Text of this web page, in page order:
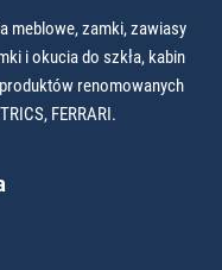
meblowe, zamki, zawiasy
i okucia do szkła, kabin
renomowanych
FERRARI.